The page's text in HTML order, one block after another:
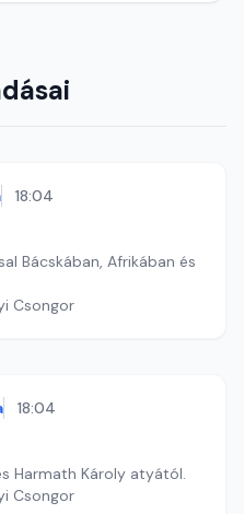
18:04
Bácskában, Afrikában és
Csongor
18:04
Harmath Károly atyától.
Csongor